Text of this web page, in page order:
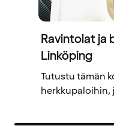
Ravintolat ja
Linköping
Tutustu tämän
herkkupaloihin,